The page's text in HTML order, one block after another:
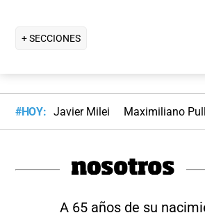
+ SECCIONES
#HOY: Javier Milei Maximiliano
A 65 años de su